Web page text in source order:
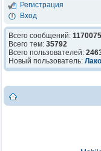
Регистрация
Вход
Всего сообщений:
Всего тем: 35792
Всего пользователей:
Новый пользователь: